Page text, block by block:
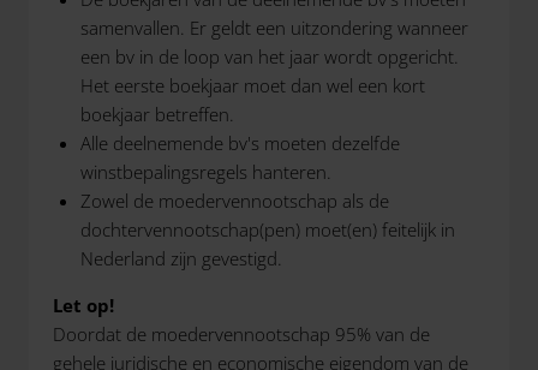
samenvallen. Er geldt een uitzondering wanneer
een bv in de loop van het jaar wordt opgericht.
Het eerste boekjaar moet dan wel een kort
boekjaar betreffen.
Alle deelnemende bv's moeten dezelfde
winstbepalingsregels hanteren.
Zowel de moedervennootschap als de
dochtervennootschap(pen) moet(en) feitelijk in
Nederland zijn gevestigd.
Let op!
Doordat de moedervennootschap 95% van de
gehele juridische en economische eigendom van de